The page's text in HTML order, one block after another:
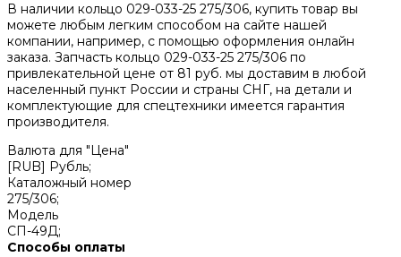
В наличии кольцо 029-033-25 275/306, купить товар вы
можете любым легким способом на сайте нашей
компании, например, с помощью оформления онлайн
заказа. Запчасть кольцо 029-033-25 275/306 по
привлекательной цене от 81 руб. мы доставим в любой
населенный пункт России и страны СНГ, на детали и
комплектующие для спецтехники имеется гарантия
производителя.
Валюта для "Цена"
[RUB] Рубль;
Каталожный номер
275/306;
Модель
СП-49Д;
Способы оплаты